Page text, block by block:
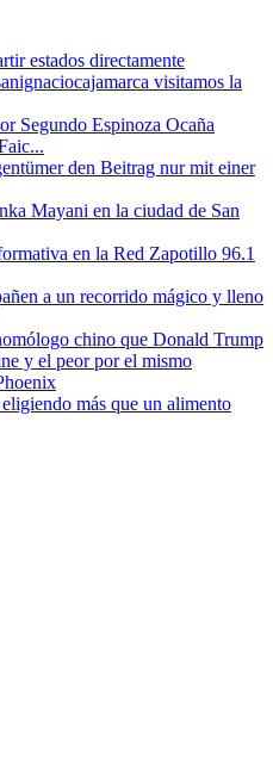
estados directamente
visitamos la
Segundo Espinoza Ocaña
den Beitrag nur mit einer
Mayani en la ciudad de San
en la Red Zapotillo 96.1
a un recorrido mágico y lleno
chino que Donald Trump
y el peor por el mismo
más que un alimento